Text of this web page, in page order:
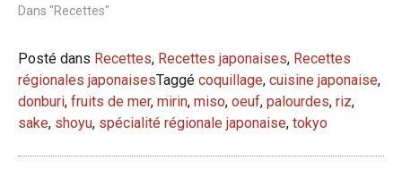
Dans "Recettes"
Posté dans Recettes, Recettes japonaises, Recettes
régionales japonaisesTaggé coquillage, cuisine japonaise,
donburi, fruits de mer, mirin, miso, oeuf, palourdes, riz,
sake, shoyu, spécialité régionale japonaise, tokyo